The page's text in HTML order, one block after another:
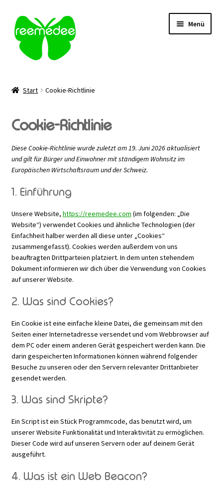
Zur
Navigation
springen
Zum
Inhalt
springen
Menü
Verabreichung
Sale
Rabattaktion
Start Cookie-Richtlinie
Cookie-Richtlinie
Diese Cookie-Richtlinie wurde zuletzt am 19. Juni 2026 aktualisiert
und gilt für Bürger und Einwohner mit ständigem Wohnsitz im
Europäischen Wirtschaftsraum und der Schweiz.
1. Einführung
Unsere Website, https://reemedee.com (im folgenden: „Die
Website“) verwendet Cookies und ähnliche Technologien (der
Einfachheit halber werden all diese unter „Cookies“
zusammengefasst). Cookies werden außerdem von uns
beauftragten Drittparteien platziert. In dem unten stehendem
Dokument informieren wir dich über die Verwendung von Cookies
auf unserer Website.
2. Was sind Cookies?
Ein Cookie ist eine einfache kleine Datei, die gemeinsam mit den
Seiten einer Internetadresse versendet und vom Webbrowser auf
dem PC oder einem anderen Gerät gespeichert werden kann. Die
darin gespeicherten Informationen können während folgender
Besuche zu unseren oder den Servern relevanter Drittanbieter
gesendet werden.
3. Was sind Skripte?
Ein Script ist ein Stück Programmcode, das benutzt wird, um
unserer Website Funktionalität und Interaktivität zu ermöglichen.
Dieser Code wird auf unseren Servern oder auf deinem Gerät
ausgeführt.
4. Was ist ein Web Beacon?